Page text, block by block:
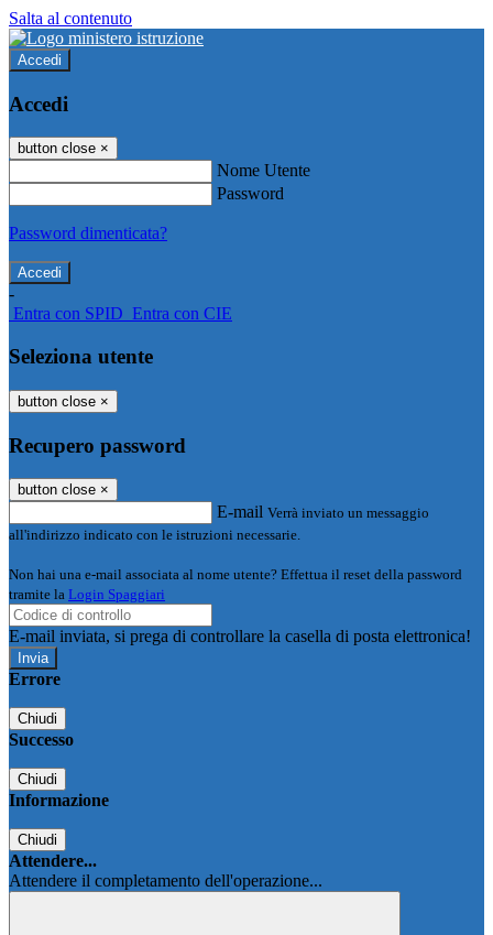
Salta al contenuto
Accedi
Accedi
button close ×
Nome Utente
Password
Password dimenticata?
-
Entra con SPID Entra con CIE
Seleziona utente
button close ×
Recupero password
button close ×
E-mail Verrà inviato un messaggio
all'indirizzo indicato con le istruzioni necessarie.
Non hai una e-mail associata al nome utente? Effettua il reset della password
tramite la Login Spaggiari
E-mail inviata, si prega di controllare la casella di posta elettronica!
Errore
Chiudi
Successo
Chiudi
Informazione
Chiudi
Attendere...
Attendere il completamento dell'operazione...